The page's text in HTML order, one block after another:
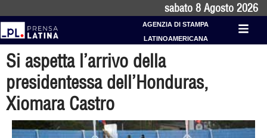
sabato 8 Agosto 2026
AGENZIA DI STAMPA
LATINOAMERICANA
Si aspetta l’arrivo della
presidentessa dell’Honduras,
Xiomara Castro